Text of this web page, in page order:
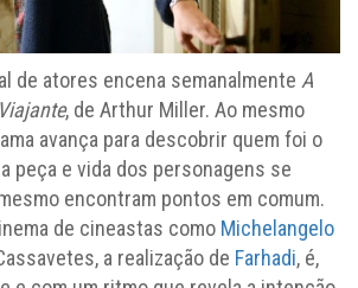
de atores encena semanalmente A
, de Arthur Miller. Ao mesmo
avança para descobrir quem foi o
peça e vida dos personagens se
encontram pontos em comum.
de cineastas como Michelangelo
a realização de Farhadi, é,